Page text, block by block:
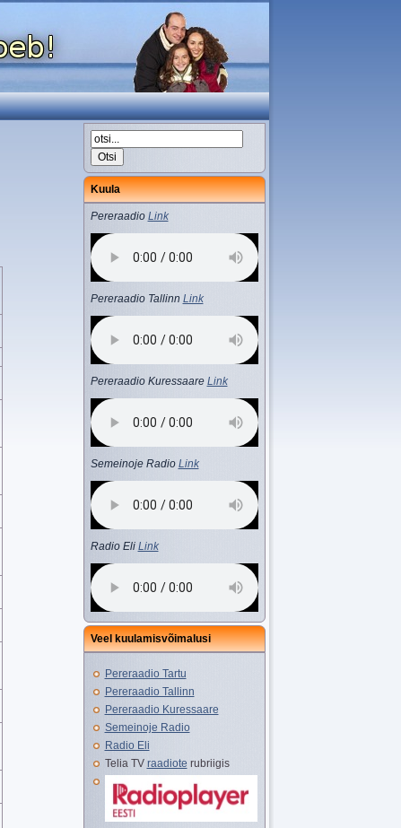
Kuula
Pereraadio Link
Pereraadio Tallinn Link
Pereraadio Kuressaare Link
Semeinoje Radio Link
Radio Eli Link
Veel kuulamisvõimalusi
Pereraadio Tartu
Pereraadio Tallinn
Pereraadio Kuressaare
Semeinoje Radio
Radio Eli
Telia TV raadiote rubriigis